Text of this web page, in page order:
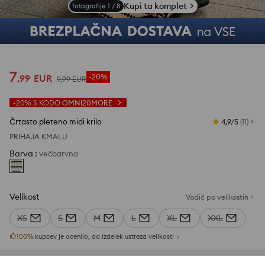
fotografije 1 / 8 Kupi ta komplet
7,99 EUR 9,99 EUR -20%
-20% S KODO OMNI20MORE
Črtasto pleteno midi krilo 4,9/5 (11)
PRIHAJA KMALU
Barva : večbarvna
Velikost Vodič po velikostih
XS S M L XL XXL
100% kupcev je ocenilo, da izdelek ustreza velikosti